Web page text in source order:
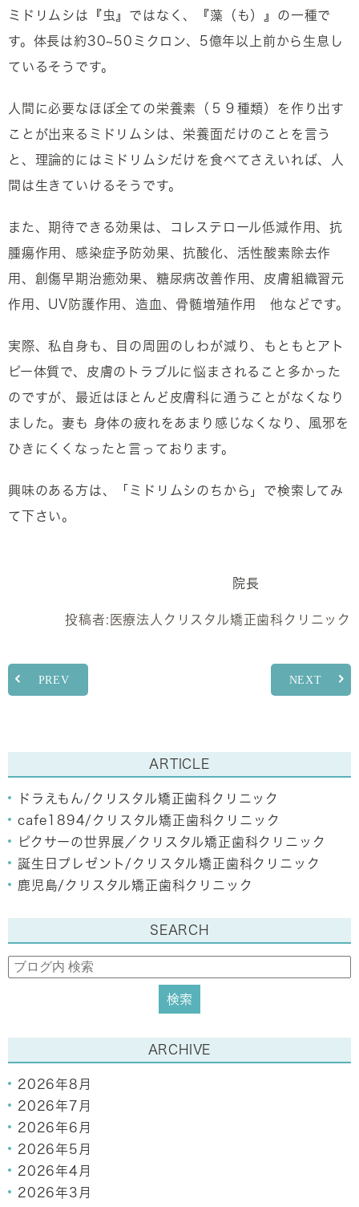
ミドリムシは『虫』ではなく、『藻（も）』の一種で
す。体長は約30~50ミクロン、5億年以上前から生息し
ているそうです。
人間に必要なほぼ全ての栄養素（５９種類）を作り出す
ことが出来るミドリムシは、栄養面だけのことを言う
と、理論的にはミドリムシだけを食べてさえいれば、人
間は生きていけるそうです。
また、期待できる効果は、コレステロール低減作用、抗
腫瘍作用、感染症予防効果、抗酸化、活性酸素除去作
用、創傷早期治癒効果、糖尿病改善作用、皮膚組織習元
作用、UV防護作用、造血、骨髄増殖作用 他などです。
実際、私自身も、目の周囲のしわが減り、もともとアト
ピー体質で、皮膚のトラブルに悩まされること多かった
のですが、最近はほとんど皮膚科に通うことがなくなり
ました。妻も 身体の疲れをあまり感じなくなり、風邪を
ひきにくくなったと言っております。
興味のある方は、「ミドリムシのちから」で検索してみ
て下さい。
院長
投稿者: 医療法人クリスタル矯正歯科クリニック
PREV NEXT
ARTICLE
ドラえもん/クリスタル矯正歯科クリニック
cafe1894/クリスタル矯正歯科クリニック
ピクサーの世界展／クリスタル矯正歯科クリニック
誕生日プレゼント/クリスタル矯正歯科クリニック
鹿児島/クリスタル矯正歯科クリニック
SEARCH
ARCHIVE
2026年8月
2026年7月
2026年6月
2026年5月
2026年4月
2026年3月